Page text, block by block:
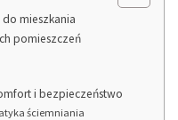
mieszkania
pomieszczeń
i bezpieczeństwo
ściemniania